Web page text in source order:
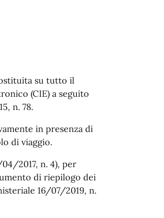
su tutto il
(CIE) a seguito
n. 78.
in presenza di
di viaggio.
2017, n. 4), per
di riepilogo dei
16/07/2019, n.